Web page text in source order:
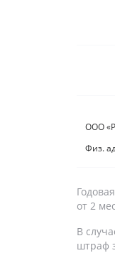
ООО
Физ.
от 2
В
штраф